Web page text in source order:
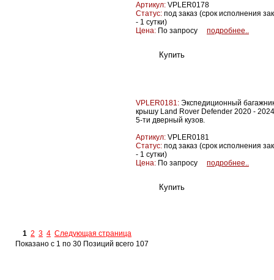
Артикул: VPLER0178
Статус: под заказ (срок исполнения
- 1 сутки)
Цена: По запросу подробнее..
VPLER0181: Экспедиционный
крышу Land Rover Defender 2020 -
5-ти дверный кузов.
Артикул: VPLER0181
Статус: под заказ (срок исполнения
- 1 сутки)
Цена: По запросу подробнее..
1 2 3 4 Следующая страница
Показано с 1 по 30 Позиций всего 107